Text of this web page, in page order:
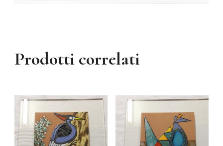
Prodotti correlati